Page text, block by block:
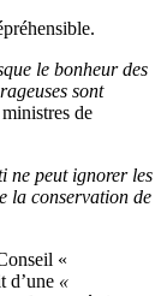
le bonheur des
sont
de
ne peut ignorer les
la conservation de
«
d’une «